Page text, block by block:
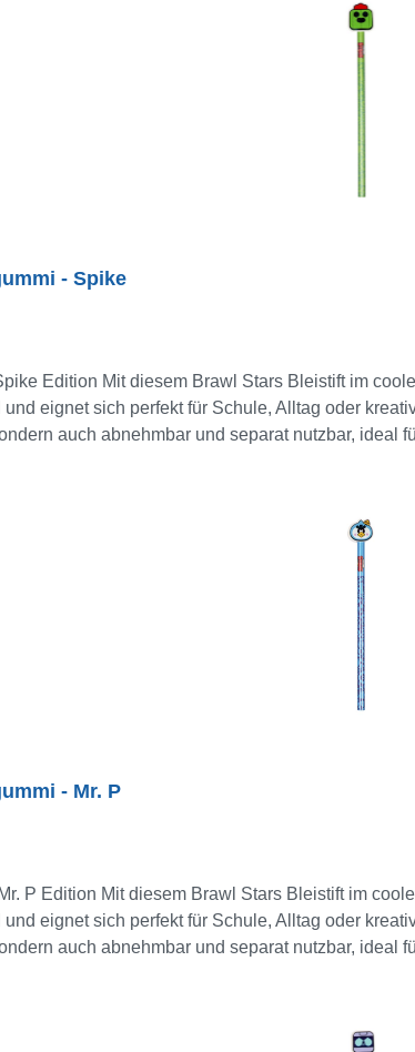
- Spike
Edition Mit diesem Brawl Stars Bleistift im
eignet sich perfekt für Schule, Alltag oder
auch abnehmbar und separat nutzbar,
- Mr. P
P Edition Mit diesem Brawl Stars Bleistift im
eignet sich perfekt für Schule, Alltag oder
auch abnehmbar und separat nutzbar,